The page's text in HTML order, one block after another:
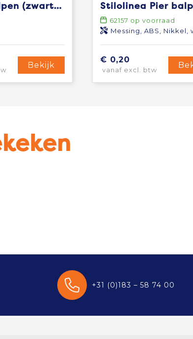
Vivace balpen (zwarte inkt)
Bekijk
Stilolinea Pier
62157 op voorraad
Messing, ABS, Nikkel, wolfraam
€ 0,20
vanaf excl. btw
+31 (0)183 – 58 74 00